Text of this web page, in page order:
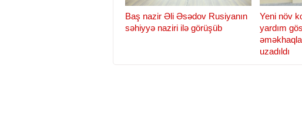
Baş nazir Əli Əsədov Rusiyanın
səhiyyə naziri ilə görüşüb
Yeni növ
yardım
uzadıldı